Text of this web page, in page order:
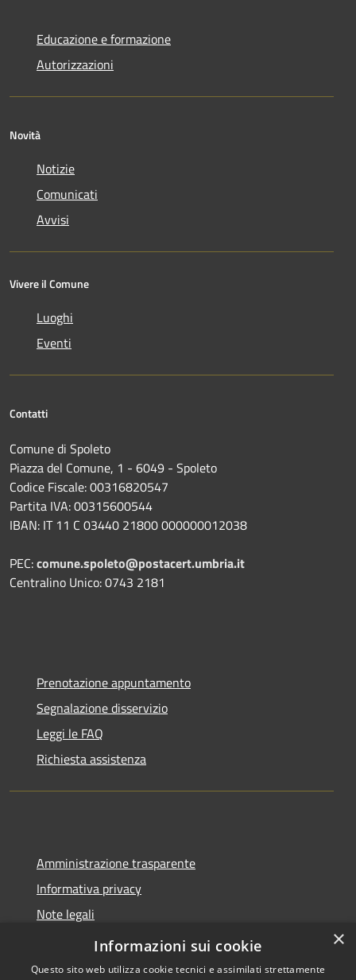
Educazione e formazione
Autorizzazioni
Novità
Notizie
Comunicati
Avvisi
Vivere il Comune
Luoghi
Eventi
Contatti
Comune di Spoleto
Piazza del Comune, 1 - 6049 - Spoleto
Codice Fiscale: 00316820547
Partita IVA: 00315600544
IBAN: IT 11 C 03440 21800 000000012038
PEC:comune.spoleto@postacert.umbria.it
Centralino Unico: 0743 2181
Prenotazione appuntamento
Segnalazione disservizio
Leggi le FAQ
Richiesta assistenza
Amministrazione trasparente
Informativa privacy
Note legali
Dichiarazione di accessibilità
×
Informazioni sui cookie
Questo sito web utilizza cookie tecnici e assimilati strettamente